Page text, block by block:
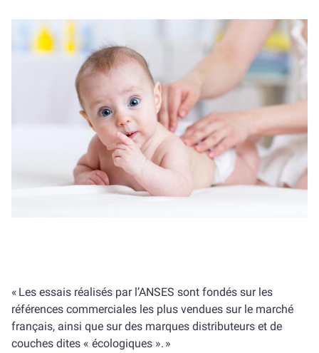
« Les essais réalisés par l’ANSES sont fondés sur les
références commerciales les plus vendues sur le marché
français, ainsi que sur des marques distributeurs et de
couches dites « écologiques ». »